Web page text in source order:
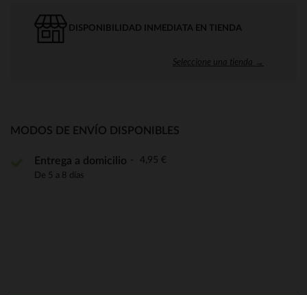
DISPONIBILIDAD INMEDIATA EN TIENDA
Seleccione una tienda →
MODOS DE ENVÍO DISPONIBLES
Entrega a domicilio 4,95 €
De 5 a 8 días